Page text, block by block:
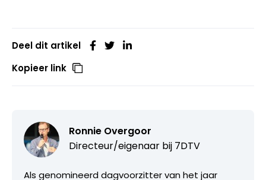
Deel dit artikel
Kopieer link
Ronnie Overgoor
Directeur/eigenaar bij 7DTV
Als genomineerd dagvoorzitter van het jaar